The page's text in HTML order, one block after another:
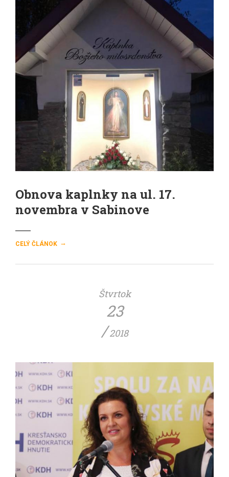
Obnova kaplnky na ul. 17.
novembra v Sabinove
CELÝ ČLÁNOK →
Štvrtok
23
/2018